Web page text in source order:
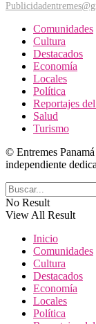
Comunidades
Cultura
Destacados
Economía
Locales
Política
Reportajes
Salud
Turismo
© Entremes
independiente
No Result
View All Result
Inicio
Comunidades
Cultura
Destacados
Economía
Locales
Política